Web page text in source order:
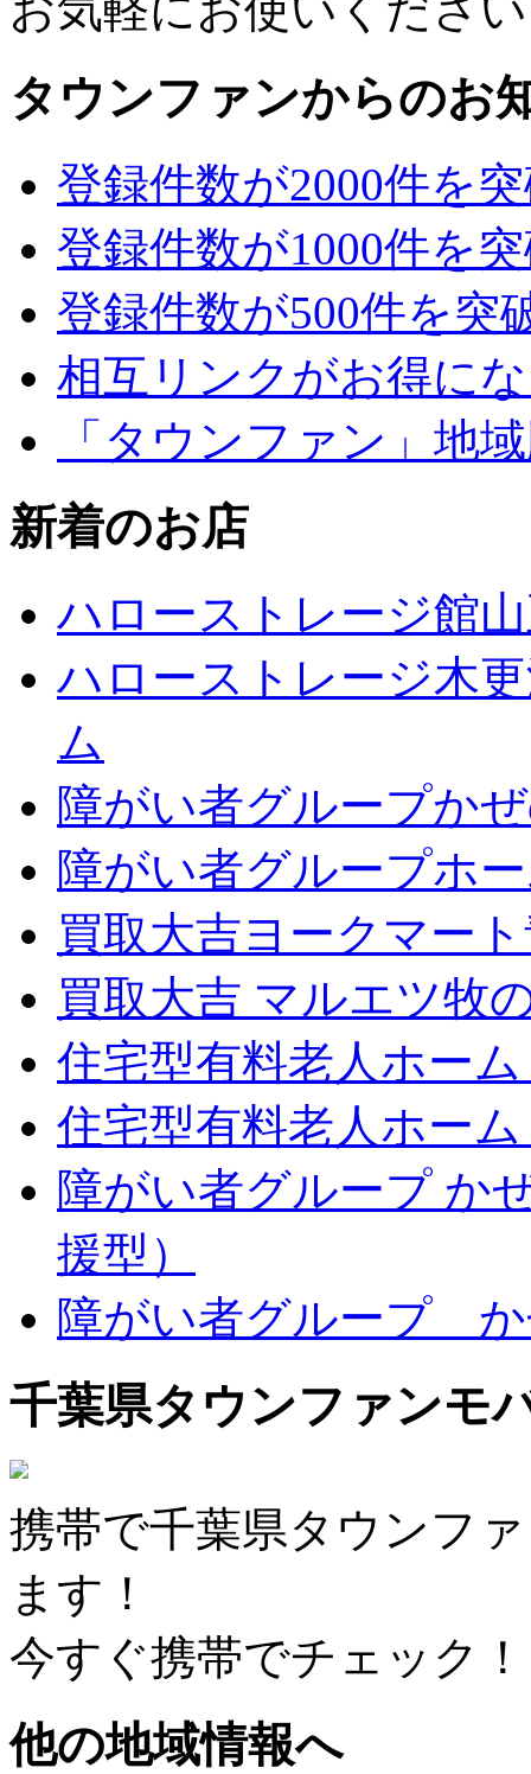
タウンファンからのお
登録件数が2000件を
登録件数が1000件を
登録件数が500件を突
相互リンクがお得に
「タウンファン」地
新着のお店
ハローストレージ館
ハローストレージ木
ム
障がい者グループか
障がい者グループホ
買取大吉ヨークマー
買取大吉 マルエツ牧
住宅型有料老人ホー
住宅型有料老人ホー
障がい者グループ か
援型）
障がい者グループ か
千葉県タウンファンモ
携帯で千葉県タウンフ
ます！
今すぐ携帯でチェック！
他の地域情報へ